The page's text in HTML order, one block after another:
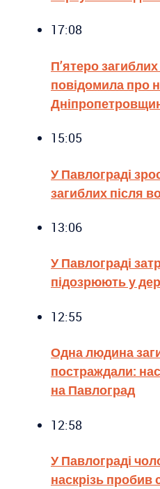
17:08
П’ятеро
повідомила про
15:05
У Павлограді
загиблих після
13:06
У Павлограді
підозрюють у
12:55
Одна людина
постраждали:
на Павлоград
12:58
У Павлограді
наскрізь